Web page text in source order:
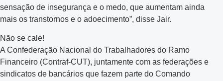
sensação de insegurança e o medo, que aumentam ainda
mais os transtornos e o adoecimento”, disse Jair.
Não se cale!
A Confederação Nacional do Trabalhadores do Ramo
Financeiro (Contraf-CUT), juntamente com as federações e
sindicatos de bancários que fazem parte do Comando